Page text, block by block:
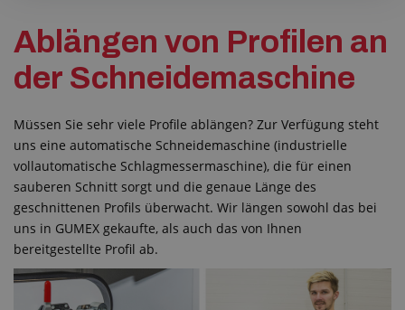
Ablängen von Profilen an
der Schneidemaschine
Müssen Sie sehr viele Profile ablängen? Zur Verfügung steht
uns eine automatische Schneidemaschine (industrielle
vollautomatische Schlagmessermaschine), die für einen
sauberen Schnitt sorgt und die genaue Länge des
geschnittenen Profils überwacht. Wir längen sowohl das bei
uns in GUMEX gekaufte, als auch das von Ihnen
bereitgestellte Profil ab.